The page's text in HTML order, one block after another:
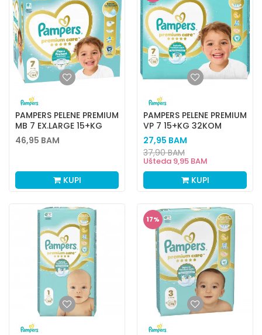
PAMPERS PELENE PREMIUM
MB 7 EX.LARGE 15+KG
64KOM
46,95 BAM
KUPI
PAMPERS PELENE PREMIUM
VP 7 15+KG 32KOM
27,95 BAM
Ušteda 9,95 BAM
37,90BAM
KUPI
17%